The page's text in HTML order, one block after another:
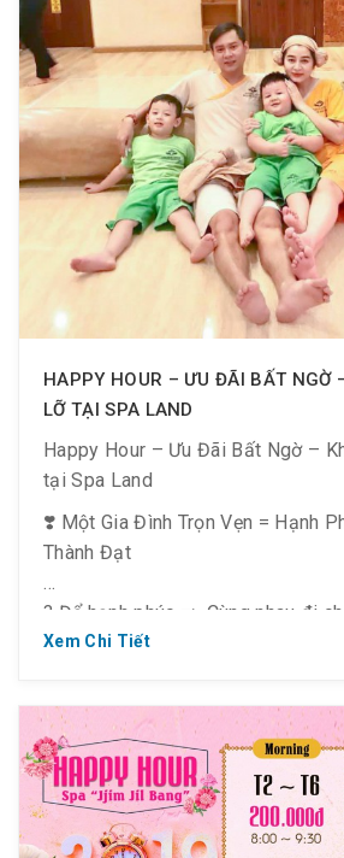
HAPPY HOUR – ƯU ĐÃI BẤT NGỜ
LỠ TẠI SPA LAND
Happy Hour – Ưu Đãi Bất Ngờ –
tại Spa Land
❣️ Một Gia Đình Trọn Vẹn = Hạnh
Thành Đạt
? Để hạnh phúc => Cùng nhau đi
Quốc
? Để khỏe mạnh => Thư giãn, xả
Quốc
⏰ Từ Thứ 2 ~ Thứ 6
Xem Chi Tiết